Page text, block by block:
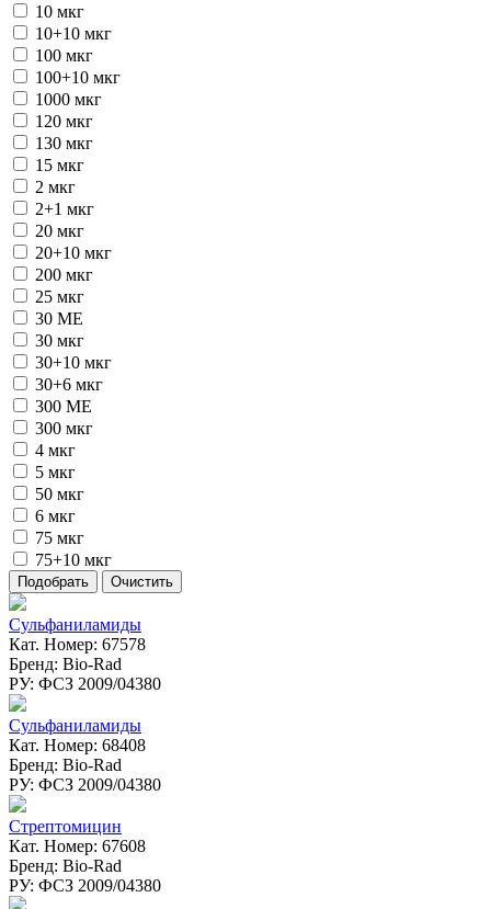
10 мкг
10+10 мкг
100 мкг
100+10 мкг
1000 мкг
120 мкг
130 мкг
15 мкг
2 мкг
2+1 мкг
20 мкг
20+10 мкг
200 мкг
25 мкг
30 ME
30 мкг
30+10 мкг
30+6 мкг
300 ME
300 мкг
4 мкг
5 мкг
50 мкг
6 мкг
75 мкг
75+10 мкг
Сульфаниламиды
Кат. Номер: 67578
Бренд: Bio-Rad
РУ: ФСЗ 2009/04380
Сульфаниламиды
Кат. Номер: 68408
Бренд: Bio-Rad
РУ: ФСЗ 2009/04380
Стрептомицин
Кат. Номер: 67608
Бренд: Bio-Rad
РУ: ФСЗ 2009/04380